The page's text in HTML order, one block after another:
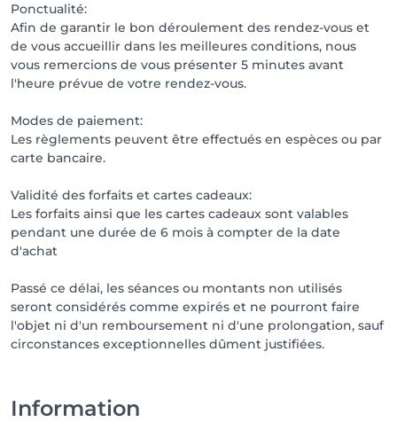
Ponctualité:
Afin de garantir le bon déroulement des rendez-vous et
de vous accueillir dans les meilleures conditions, nous
vous remercions de vous présenter 5 minutes avant
l'heure prévue de votre rendez-vous.
Modes de paiement:
Les règlements peuvent être effectués en espèces ou par
carte bancaire.
Validité des forfaits et cartes cadeaux:
Les forfaits ainsi que les cartes cadeaux sont valables
pendant une durée de 6 mois à compter de la date
d'achat
Passé ce délai, les séances ou montants non utilisés
seront considérés comme expirés et ne pourront faire
l'objet ni d'un remboursement ni d'une prolongation, sauf
circonstances exceptionnelles dûment justifiées.
Information